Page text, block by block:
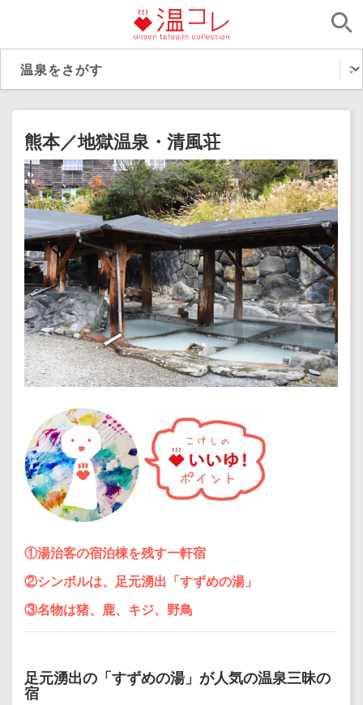
熊本／地獄温泉・清風荘
①湯治客の宿泊棟を残す一軒宿
②シンボルは、 足元湧出「すずめの湯」
③名物は猪、鹿、キジ、野鳥
足元湧出の「すずめの湯」が人気の温泉三昧の
宿